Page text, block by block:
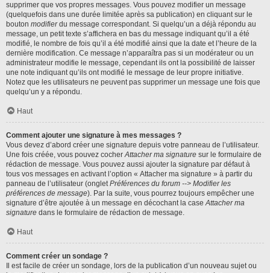
supprimer que vos propres messages. Vous pouvez modifier un message
(quelquefois dans une durée limitée après sa publication) en cliquant sur le
bouton modifierdu message correspondant. Si quelqu’un a déjà répondu au
message, un petit texte s’affichera en bas du message indiquant qu’il a été
modifié, le nombre de fois qu’il a été modifié ainsi que la date et l’heure de la
dernière modification. Ce message n’apparaîtra pas si un modérateur ou un
administrateur modifie le message, cependant ils ont la possibilité de laisser
une note indiquant qu’ils ont modifié le message de leur propre initiative.
Notez que les utilisateurs ne peuvent pas supprimer un message une fois que
quelqu’un y a répondu.
Haut
Comment ajouter une signature à mes messages ?
Vous devez d’abord créer une signature depuis votre panneau de l’utilisateur.
Une fois créée, vous pouvez cocherAttacher ma signature sur le formulaire de
rédaction de message. Vous pouvez aussi ajouter la signature par défaut à
tous vos messages en activant l’option « Attacher ma signature » à partir du
panneau de l’utilisateur (ongletPréférences du forum --> Modifier les
préférences de message). Par la suite, vous pourrez toujours empêcher une
signature d’être ajoutée à un message en décochant la caseAttacher ma
signature dans le formulaire de rédaction de message.
Haut
Comment créer un sondage ?
Il est facile de créer un sondage, lors de la publication d’un nouveau sujet ou